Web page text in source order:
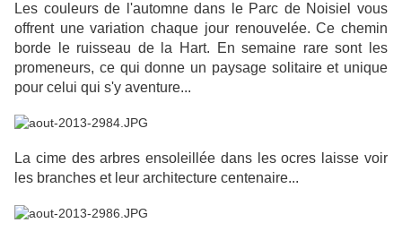
Les couleurs de l'automne dans le Parc de Noisiel vous
offrent une variation chaque jour renouvelée. Ce chemin
borde le ruisseau de la Hart. En semaine rare sont les
promeneurs, ce qui donne un paysage solitaire et unique
pour celui qui s'y aventure...
La cime des arbres ensoleillée dans les ocres laisse voir
les branches et leur architecture centenaire...